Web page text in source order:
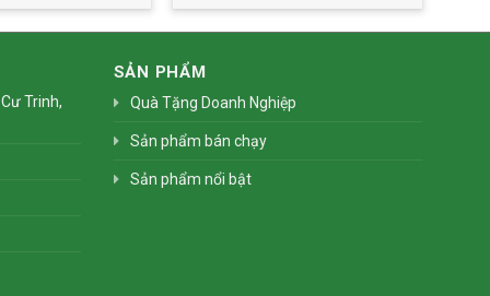
Trinh,
SẢN PHẨM
Quà Tặng Doanh Nghiệp
Sản phẩm bán chạy
Sản phẩm nổi bật